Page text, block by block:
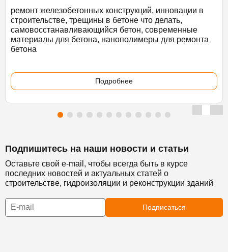
ремонт железобетонных конструкций, инновации в
строительстве, трещины в бетоне что делать,
самовосстанавливающийся бетон, современные
материалы для бетона, нанополимеры для ремонта
бетона
Подробнее
Подпишитесь на наши новости и статьи
Оставьте свой e-mail, чтобы всегда быть в курсе
последних новостей и актуальных статей о
строительстве, гидроизоляции и реконструкции зданий
Подписаться